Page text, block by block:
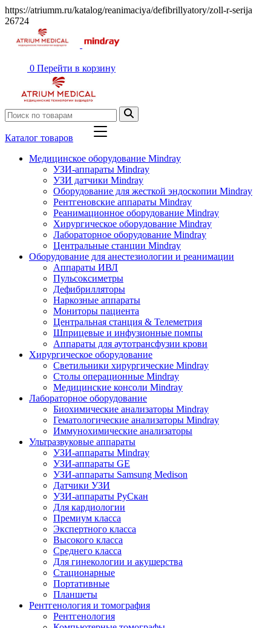
https://atriumm.ru/katalog/reanimaciya/defibrillyatory/zoll-r-serija
26724
0 Перейти в корзину
Каталог товаров
Медицинское оборудование Mindray
УЗИ-аппараты Mindray
УЗИ датчики Mindray
Оборудование для жесткой эндоскопии Mindray
Рентгеновские аппараты Mindray
Реанимационное оборудование Mindray
Хирургическое оборудование Mindray
Лабораторное оборудование Mindray
Центральные станции Mindray
Оборудование для анестезиологии и реанимации
Аппараты ИВЛ
Пульсоксиметры
Дефибрилляторы
Наркозные аппараты
Мониторы пациента
Центральная станция & Телеметрия
Шприцевые и инфузионные помпы
Аппараты для аутотрансфузии крови
Хирургическое оборудование
Светильники хирургические Mindray
Столы операционные Mindray
Медицинские консоли Mindray
Лабораторное оборудование
Биохимические анализаторы Mindray
Гематологические анализаторы Mindray
Иммунохимические анализаторы
Ультразвуковые аппараты
УЗИ-аппараты Mindray
УЗИ-аппараты GE
УЗИ-аппараты Samsung Medison
Датчики УЗИ
УЗИ-аппараты РуСкан
Для кардиологии
Премиум класса
Экспертного класса
Высокого класса
Среднего класса
Для гинекологии и акушерства
Стационарные
Портативные
Планшеты
Рентгенология и томография
Рентгенология